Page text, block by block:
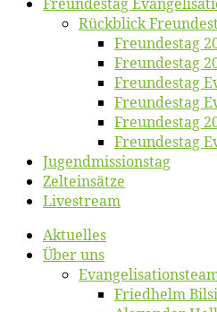
Rück­blick
Freun­des­tag
Freun­des­tag
Freun­des­tag
Freun­des­tag
Freun­des­tag
Freun­des­tag
Jugend­mis­sions­tag
Zelt­ein­sät­ze
Live­stream
Ak­tu­el­les
Über uns
Fried­helm